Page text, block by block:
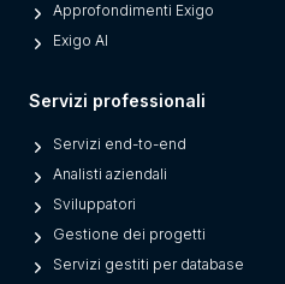
Approfondimenti Exigo
Exigo AI
Servizi professionali
Servizi end-to-end
Analisti aziendali
Sviluppatori
Gestione dei progetti
Servizi gestiti per database